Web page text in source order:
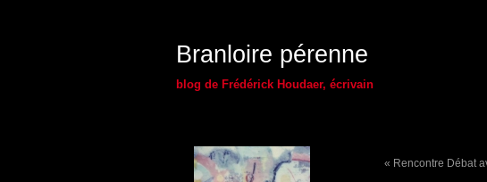
Branloire pérenne
blog de Frédérick Houdaer, écrivain
« Rencontre Débat